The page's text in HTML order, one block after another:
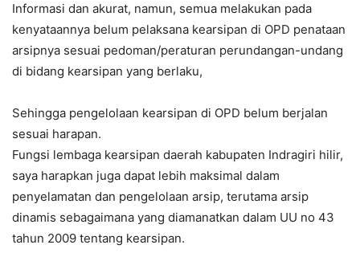
Informasi dan akurat, namun, semua melakukan pada
kenyataannya belum pelaksana kearsipan di OPD penataan
arsipnya sesuai pedoman/peraturan perundangan-undang
di bidang kearsipan yang berlaku,
Sehingga pengelolaan kearsipan di OPD belum berjalan
sesuai harapan.
Fungsi lembaga kearsipan daerah kabupaten Indragiri hilir,
saya harapkan juga dapat lebih maksimal dalam
penyelamatan dan pengelolaan arsip, terutama arsip
dinamis sebagaimana yang diamanatkan dalam UU no 43
tahun 2009 tentang kearsipan.